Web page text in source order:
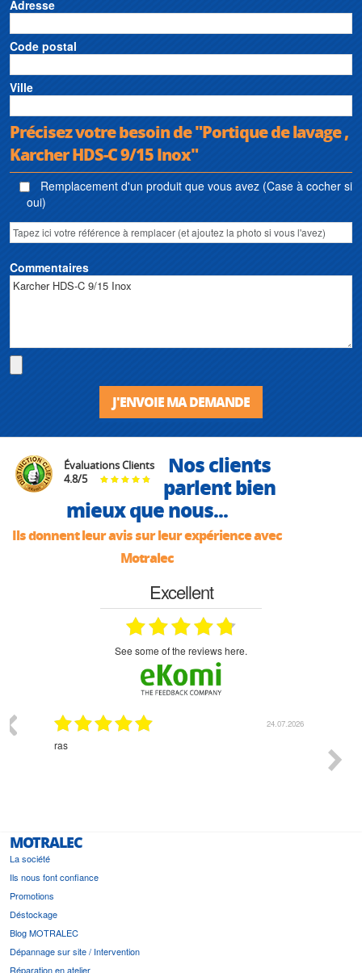
Adresse
Code postal
Ville
Précisez votre besoin de "Portique de lavage ,
Karcher HDS-C 9/15 Inox"
Remplacement d'un produit que vous avez (Case à cocher si
oui)
Commentaires
J'ENVOIE MA DEMANDE
Évaluations Clients
4.8/5
Nos clients
parlent bien
mieux que nous...
Ils donnent leur avis sur leur expérience avec
Motralec
Excellent
see some of the reviews here.
24.07.2026
ras
MOTRALEC
La société
Ils nous font confiance
Promotions
Déstockage
Blog MOTRALEC
Dépannage sur site / Intervention
Réparation en atelier